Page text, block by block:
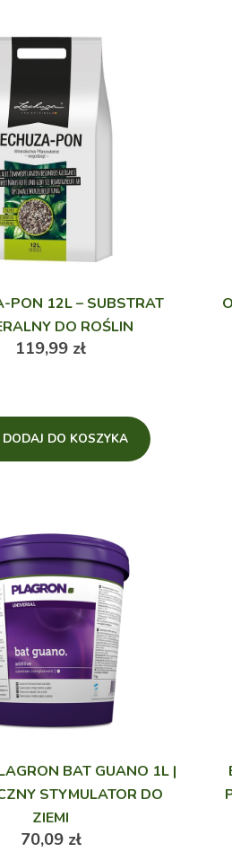
PON 12L – SUBSTRAT
DO ROŚLIN
119,99 zł
DODAJ DO KOSZYKA
BAT GUANO 1L |
STYMULATOR DO
ZIEMI
70,09 zł